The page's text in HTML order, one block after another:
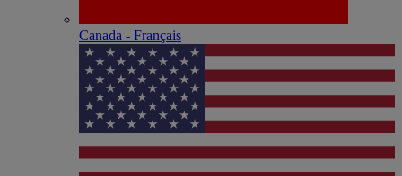
Canada - Français